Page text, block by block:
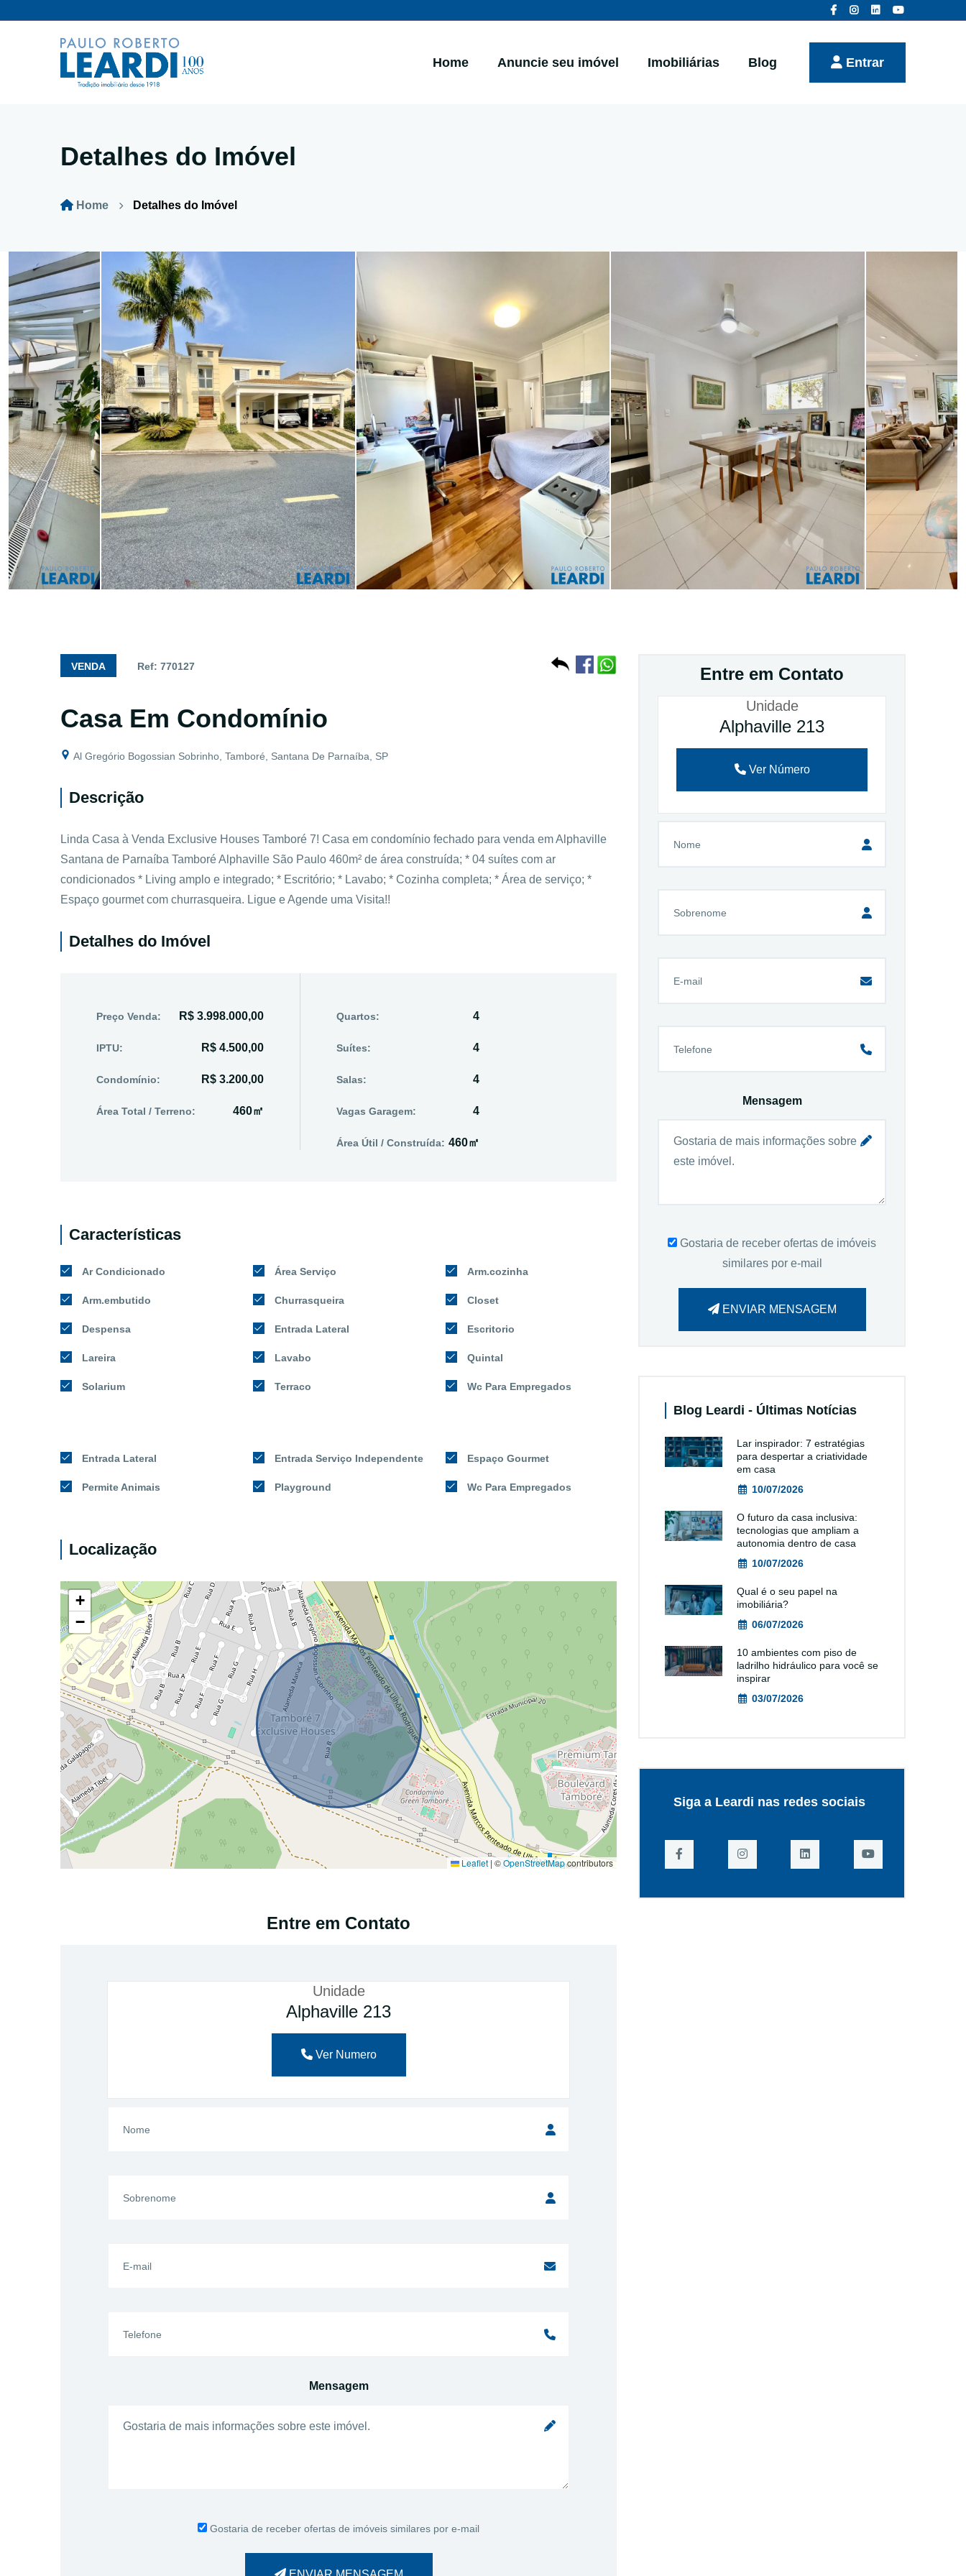
Home Anuncie seu imóvel Imobiliárias Blog Entrar
Detalhes do Imóvel
Home Detalhes do Imóvel
VENDA Ref: 770127
Casa Em Condomínio
Al Gregório Bogossian Sobrinho, Tamboré, Santana De Parnaíba, SP
Descrição
Linda Casa à Venda Exclusive Houses Tamboré 7! Casa em condomínio fechado para venda em Alphaville
Santana de Parnaíba Tamboré Alphaville São Paulo 460m² de área construída; * 04 suítes com ar
condicionados * Living amplo e integrado; * Escritório; * Lavabo; * Cozinha completa; * Área de serviço; *
Espaço gourmet com churrasqueira. Ligue e Agende uma Visita!!
Detalhes do Imóvel
Preço Venda: R$ 3.998.000,00
IPTU: R$ 4.500,00
Condomínio: R$ 3.200,00
Área Total / Terreno: 460㎡
Quartos: 4
Suítes: 4
Salas: 4
Vagas Garagem: 4
Área Útil / Construída: 460㎡
Características
Ar Condicionado Área Serviço Arm.cozinha
Arm.embutido Churrasqueira Closet
Despensa Entrada Lateral Escritorio
Lareira Lavabo Quintal
Solarium Terraco Wc Para Empregados
Entrada Lateral Entrada Serviço Independente Espaço Gourmet
Permite Animais Playground Wc Para Empregados
Localização
+
−
Leaflet | ©OpenStreetMapcontributors
Entre em Contato
Unidade
Alphaville 213
Ver Numero
Mensagem
Gostaria de receber ofertas de imóveis similares por e-mail
Entre em Contato
Unidade
Alphaville 213
Ver Número
Mensagem
Gostaria de receber ofertas de imóveis
similares por e-mail
ENVIAR MENSAGEM
Blog Leardi - Últimas Notícias
Lar inspirador: 7 estratégias
para despertar a criatividade
em casa
10/07/2026
O futuro da casa inclusiva:
tecnologias que ampliam a
autonomia dentro de casa
10/07/2026
Qual é o seu papel na
imobiliária?
06/07/2026
10 ambientes com piso de
ladrilho hidráulico para você se
inspirar
03/07/2026
Siga a Leardi nas redes sociais